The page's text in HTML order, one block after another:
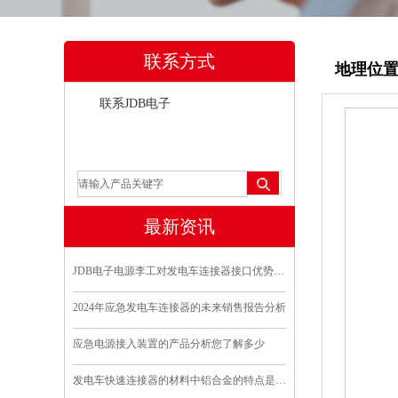
联系方式
联系JDB电子
最新资讯
JDB电子电源李工对发电车连接器接口优势分析
2024年应急发电车连接器的未来销售报告分析
应急电源接入装置的产品分析您了解多少
发电车快速连接器的材料中铝合金的特点是什么
地理位置